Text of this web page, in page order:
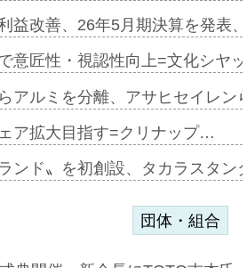
益改善、26年5月期決算を発表
意匠性・視認性向上=文化シヤ
アルミを分離、アサヒセイレ
ア拡大目指す=クリナップ…
ンド〟を初創設、タカラスタ
団体・組合